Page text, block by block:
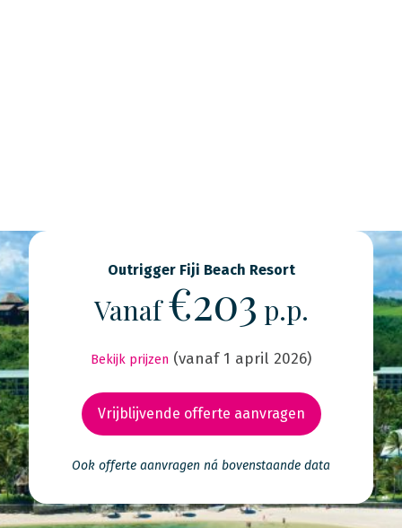
Outrigger Fiji Beach Resort
Vanaf€203 p.p.
Bekijk prijzen (vanaf 1 april 2026)
Vrijblijvende offerte aanvragen
Ook offerte aanvragen ná bovenstaande data